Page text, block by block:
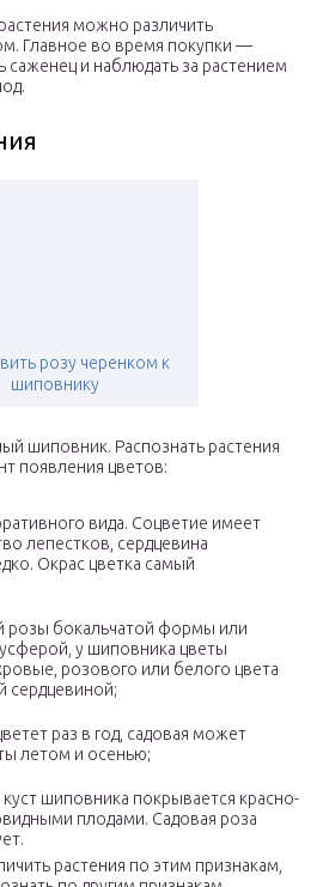
можно различить
Главное во время покупки —
и наблюдать за растением
розу черенком к
шиповнику
шиповник. Распознать растения
появления цветов:
вида. Соцветие имеет
лепестков, сердцевина
Окрас цветка самый
розы бокальчатой формы или
у шиповника цветы
розового или белого цвета
сердцевиной;
раз в год, садовая может
летом и осенью;
шиповника покрывается красно-
плодами. Садовая роза
растения по этим признакам,